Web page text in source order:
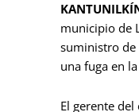
municipio de
suministro de
una fuga en
El gerente